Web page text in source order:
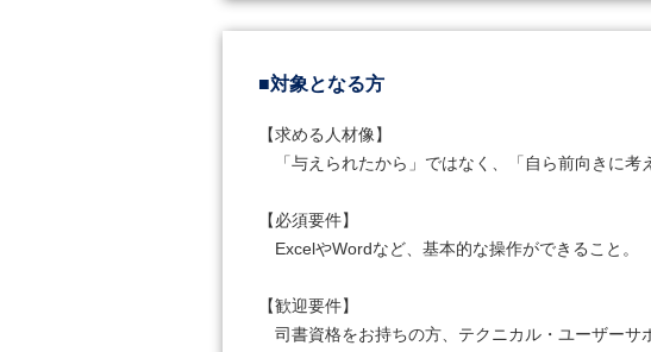
■対象となる方
【求める人材像】
「与えられたから」ではなく、「自ら前向きに考
【必須要件】
ExcelやWordなど、基本的な操作ができること。
【歓迎要件】
司書資格をお持ちの方、テクニカル・ユーザーサ